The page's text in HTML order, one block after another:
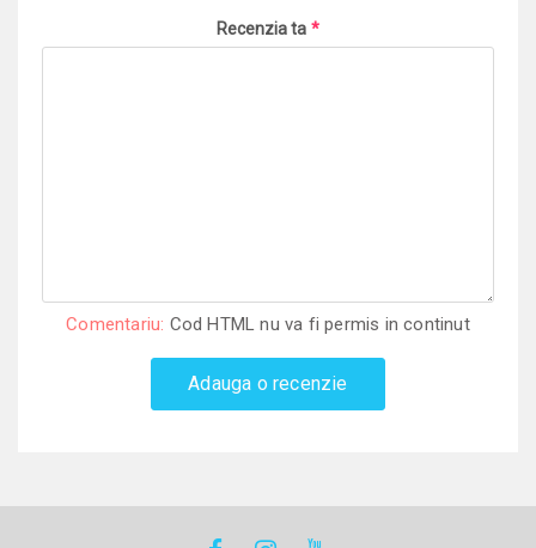
Recenzia ta *
Comentariu: Cod HTML nu va fi permis in continut
Adauga o recenzie